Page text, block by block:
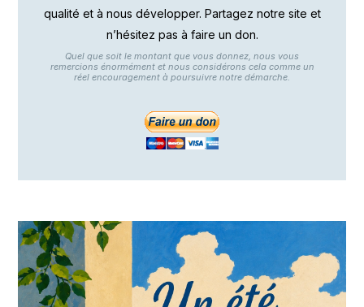
qualité et à nous développer. Partagez notre site et
n’hésitez pas à faire un don.
Quel que soit le montant que vous donnez, nous vous
remercions énormément et nous considérons cela comme un
réel encouragement à poursuivre notre démarche.